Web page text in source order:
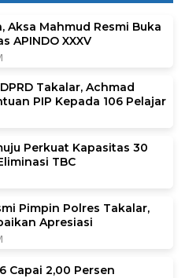
Aksa Mahmud Resmi Buka
APINDO XXXV
Takalar, Achmad
PIP Kepada 106 Pelajar
Perkuat Kapasitas 30
TBC
Pimpin Polres Takalar,
Apresiasi
Capai 2,00 Persen